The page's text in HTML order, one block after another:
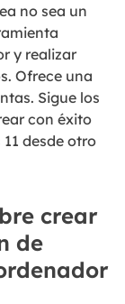
no sea un
y realizar
Ofrece una
Sigue los
con éxito
desde otro
crear
de